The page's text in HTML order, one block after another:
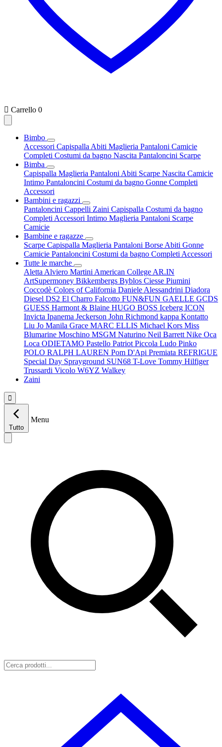
 Carrello 0
Bimbo
Accessori Capispalla Abiti Maglieria Pantaloni Camicie
Completi Costumi da bagno Nascita Pantaloncini Scarpe
Bimba
Capispalla Maglieria Pantaloni Abiti Scarpe Nascita Camicie
Intimo Pantaloncini Costumi da bagno Gonne Completi
Accessori
Bambini e ragazzi
Pantaloncini Cappelli Zaini Capispalla Costumi da bagno
Completi Accessori Intimo Maglieria Pantaloni Scarpe
Camicie
Bambine e ragazze
Scarpe Capispalla Maglieria Pantaloni Borse Abiti Gonne
Camicie Pantaloncini Costumi da bagno Completi Accessori
Tutte le marche
Aletta Alviero Martini American College AR.IN
ArtSupermoney Bikkembergs Byblos Ciesse Piumini
Coccodè Colors of California Daniele Alessandrini Diadora
Diesel DS2 El Charro Falcotto FUN&FUN GAELLE GCDS
GUESS Harmont & Blaine HUGO BOSS Iceberg ICON
Invicta Ipanema Jeckerson John Richmond kappa Kontatto
Liu Jo Manila Grace MARC ELLIS Michael Kors Miss
Blumarine Moschino MSGM Naturino Neil Barrett Nike Oca
Loca ODIETAMO Pastello Patriot Piccola Ludo Pinko
POLO RALPH LAUREN Pom D'Api Premiata REFRIGUE
Special Day Sprayground SUN68 T-Love Tommy Hilfiger
Trussardi Vicolo W6YZ Walkey
Zaini

Tutto
Menu